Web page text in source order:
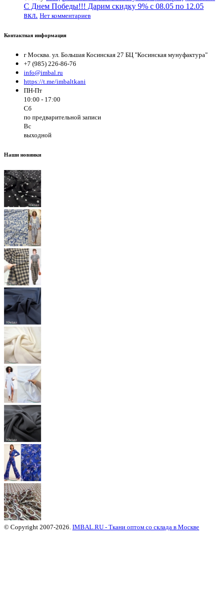
С Днем Победы!!! Дарим скидку 9% с 08.05 по 12.05
вкл. Нет комментариев
Контактная информация
г Москва. ул. Большая Косинская 27 БЦ "Косинская мунуфактура"
+7 (985) 226-86-76
info@imbal.ru
https://t.me/imbaltkani
ПН-Пт
10:00 - 17:00
Сб
по предварительной записи
Вс
выходной
Наши новинки
© Copyright 2007-2026. IMBAL.RU - Ткани оптом со склада в Москве